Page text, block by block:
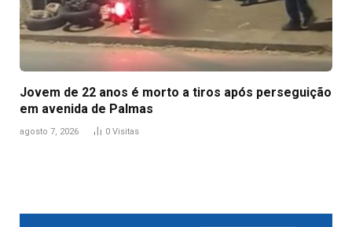
Jovem de 22 anos é morto a tiros após perseguição
em avenida de Palmas
agosto 7, 2026 0 Visitas